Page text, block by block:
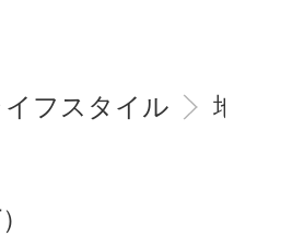
イフスタイル 地域情